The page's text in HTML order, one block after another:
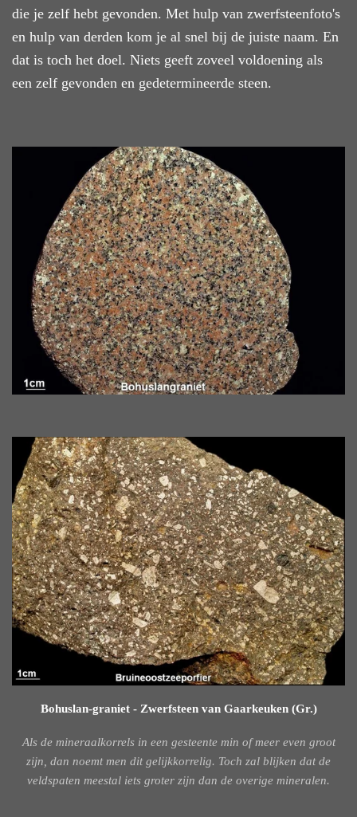
die je zelf hebt gevonden. Met hulp van zwerfsteenfoto's
en hulp van derden kom je al snel bij de juiste naam. En
dat is toch het doel. Niets geeft zoveel voldoening als
een zelf gevonden en gedetermineerde steen.
Bohuslan-graniet - Zwerfsteen van Gaarkeuken (Gr.)
Als de mineraalkorrels in een gesteente min of meer even groot
zijn, dan noemt men dit gelijkkorrelig. Toch zal blijken dat de
veldspaten meestal iets groter zijn dan de overige mineralen.